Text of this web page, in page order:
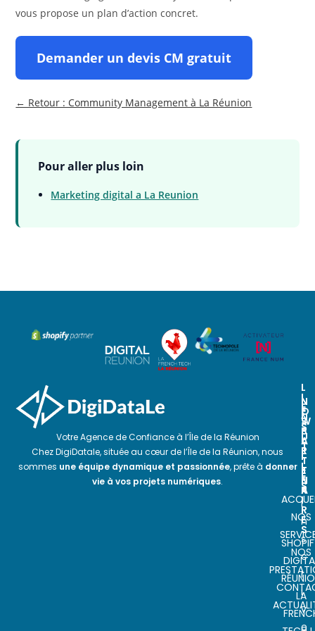
vous propose un plan d’action concret.
Demander un devis CM gratuit
← Retour : Community Management à La Réunion
Pour aller plus loin
Marketing digital a La Reunion
Votre Agence de Confiance à l’Île de la Réunion
Chez DigiDatale, située au cœur de l’Île de la Réunion, nous
sommes une équipe dynamique et passionnée, prête à donner
vie à vos projets numériques.
L
I
E
N
S
U
T
I
L
E
S
NOS
NOS
N
O
S
P
A
R
T
E
N
A
I
R
E
S
LA
N
E
W
S
L
E
T
T
E
R
I
n
s
c
r
i
v
e